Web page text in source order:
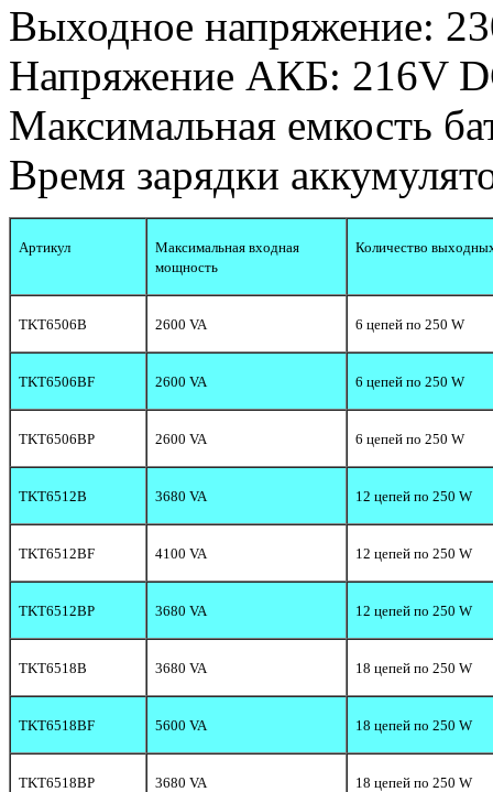
Выходное напряжение:
Напряжение АКБ: 216V
Максимальная емкость
Время зарядки
Артикул
Максимальная входная
мощность
Количество
TKT6506B 2600 VA 6 цепей по 250 W
TKT6506BF 2600 VA 6 цепей по 250 W
TKT6506BP 2600 VA 6 цепей по 250 W
TKT6512B 3680 VA 12 цепей по 250 W
TKT6512BF 4100 VA 12 цепей по 250 W
TKT6512BP 3680 VA 12 цепей по 250 W
TKT6518B 3680 VA 18 цепей по 250 W
TKT6518BF 5600 VA 18 цепей по 250 W
TKT6518BP 3680 VA 18 цепей по 250 W